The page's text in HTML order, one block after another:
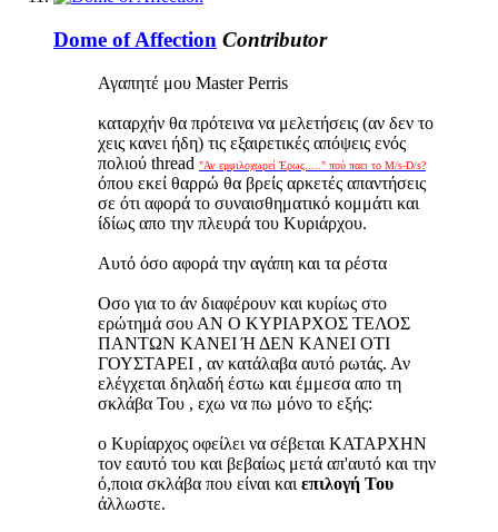
Dome of Affection Contributor
Αγαπητέ μου Master Perris
καταρχήν θα πρότεινα να μελετήσεις (αν δεν το
χεις κανει ήδη) τις εξαιρετικές απόψεις ενός
πολιού thread "Αν εμφιλοχωρεί Έρως....." πού παει το M/s-D/s?
όπου εκεί θαρρώ θα βρείς αρκετές απαντήσεις
σε ότι αφορά το συναισθηματικό κομμάτι και
ίδίως απο την πλευρά του Κυριάρχου.
Αυτό όσο αφορά την αγάπη και τα ρέστα
Οσο για το άν διαφέρουν και κυρίως στο
ερώτημά σου ΑΝ Ο ΚΥΡΙΑΡΧΟΣ ΤΕΛΟΣ
ΠΑΝΤΩΝ ΚΑΝΕΙ Ή ΔΕΝ ΚΑΝΕΙ ΟΤΙ
ΓΟΥΣΤΑΡΕΙ , αν κατάλαβα αυτό ρωτάς. Αν
ελέγχεται δηλαδή έστω και έμμεσα απο τη
σκλάβα Του , εχω να πω μόνο το εξής:
ο Κυρίαρχος οφείλει να σέβεται ΚΑΤΑΡΧΗΝ
τον εαυτό του και βεβαίως μετά απ'αυτό και την
ό,ποια σκλάβα που είναι και επιλογή Του
άλλωστε.